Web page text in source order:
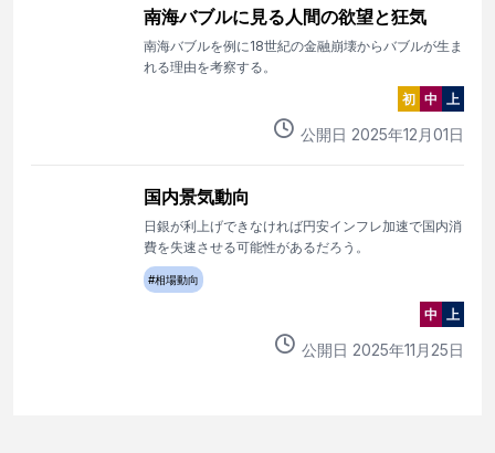
南海バブルに見る人間の欲望と狂気
南海バブルを例に18世紀の金融崩壊からバブルが生ま
れる理由を考察する。
初 中 上
公開日 2025年12 月01日
国内景気動向
日銀が利上げできなければ円安インフレ加速で国内消
費を失速させる可能性があるだろう。
#相場動向
中 上
公開日 2025年11 月 25日